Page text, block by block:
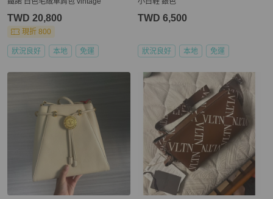
TWD 20,800
現折 800
狀況良好 本地 免運
TWD 6,500
狀況良好 本地 免運